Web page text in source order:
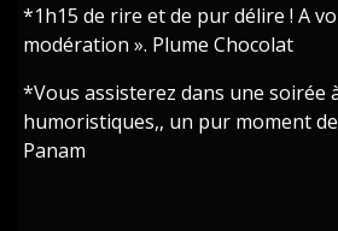
*1h15 de rire et de pur délire ! A
modération ». Plume Chocolat
*Vous assisterez dans une soirée
humoristiques,, un pur moment
Panam